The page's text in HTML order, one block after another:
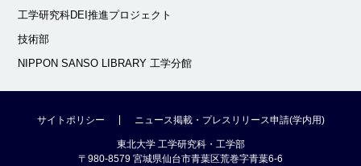
工学研究科DEI推進プロジェクト
技術部
NIPPON SANSO LIBRARY 工学分館
サイトポリシー ニュース掲載・プレスリリース申請(学内用)
東北大学 工学研究科・工学部
〒980-8579 宮城県仙台市青葉区荒巻字青葉6-6